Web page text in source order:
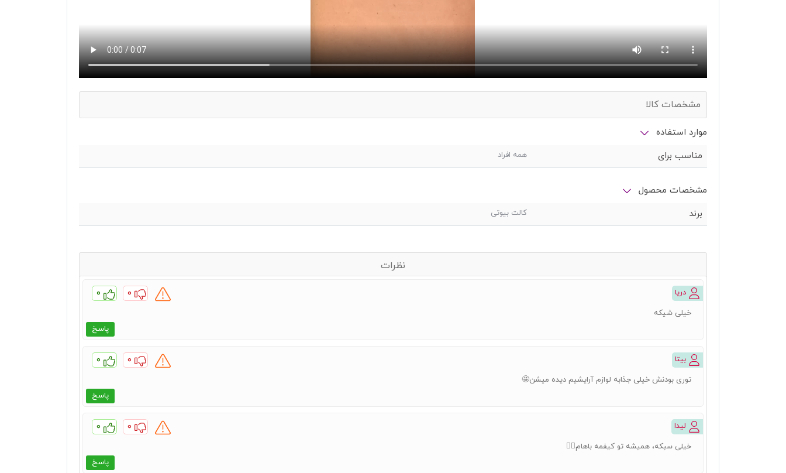
مشخصات کالا
موارد استفاده
مناسب برای
همه افراد
مشخصات محصول
برند
کالت بیوتی
نظرات
دریا ۰ ۰
پاسخ
خیلی شیکه
بیتا ۰ ۰
پاسخ
توری بودنش خیلی جذابه لوازم آرایشیم دیده میشن🤩
لیدا ۰ ۰
پاسخ
خیلی سبکه، همیشه تو کیفمه باهام👌🏻